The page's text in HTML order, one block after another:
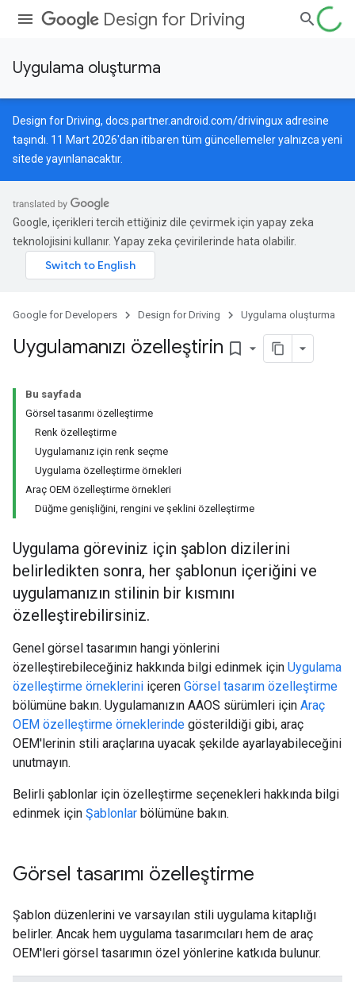
Design for Driving
Uygulama oluşturma
Design for Driving, docs.partner.android.com/drivinguxadresine
taşındı. 11 Mart 2026'dan itibaren tüm güncellemeler yalnızca yeni
sitede yayınlanacaktır.
Google, içerikleri tercih ettiğiniz dile çevirmek için yapay zeka
teknolojisini kullanır. Yapay zeka çevirilerinde hata olabilir.
Google for Developers Design for Driving Uygulama oluşturma
Uygulamanızı özelleştirin bookmark_border
Bu sayfada
Görsel tasarımı özelleştirme
Renk özelleştirme
Uygulamanız için renk seçme
Uygulama özelleştirme örnekleri
Araç OEM özelleştirme örnekleri
Düğme genişliğini, rengini ve şeklini özelleştirme
Uygulama göreviniz için şablon dizilerini
belirledikten sonra, her şablonun içeriğini ve
uygulamanızın stilinin bir kısmını
özelleştirebilirsiniz.
Genel görsel tasarımın hangi yönlerini
özelleştirebileceğiniz hakkında bilgi edinmek için Uygulama
özelleştirme örneklerini içeren Görsel tasarım özelleştirme
bölümüne bakın. Uygulamanızın AAOS sürümleri için Araç
OEM özelleştirme örneklerinde gösterildiği gibi, araç
OEM'lerinin stili araçlarına uyacak şekilde ayarlayabileceğini
unutmayın.
Belirli şablonlar için özelleştirme seçenekleri hakkında bilgi
edinmek için Şablonlar bölümüne bakın.
Görsel tasarımı özelleştirme
Şablon düzenlerini ve varsayılan stili uygulama kitaplığı
belirler. Ancak hem uygulama tasarımcıları hem de araç
OEM'leri görsel tasarımın özel yönlerine katkıda bulunur.